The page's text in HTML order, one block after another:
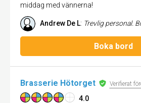
middag med vännerna!
Andrew De L: Trevlig personal. Bra mat. Många val
Boka bord
Brasserie Hötorget Verifierat
4.0